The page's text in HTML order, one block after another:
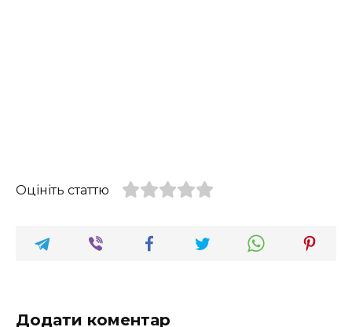
Оцініть статтю
Додати коментар